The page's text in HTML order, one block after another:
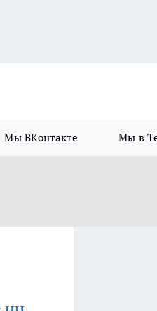
Мы ВКонтакте Мы в